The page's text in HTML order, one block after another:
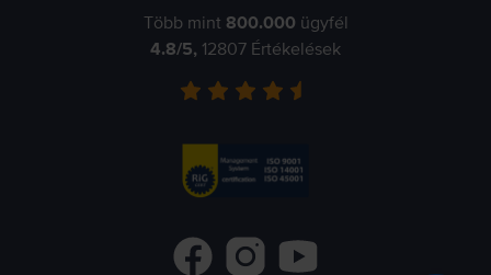
Több mint 800.000 ügyfél
4.8/5, 12807 Értékelések